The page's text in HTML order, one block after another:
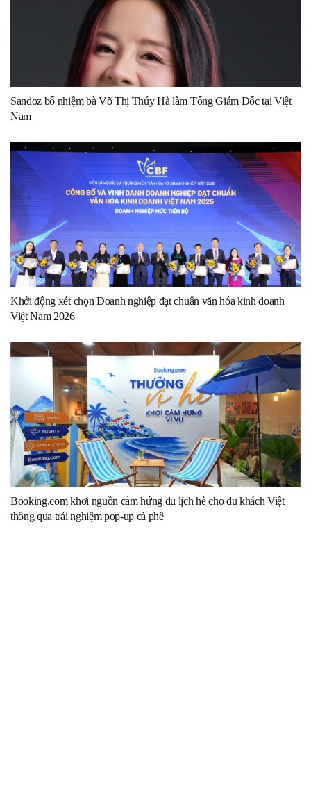
Sandoz bổ nhiệm bà Võ Thị Thúy Hà làm Tổng Giám Đốc tại Việt
Nam
Khởi động xét chọn Doanh nghiệp đạt chuẩn văn hóa kinh doanh
Việt Nam 2026
Booking.com khơi nguồn cảm hứng du lịch hè cho du khách Việt
thông qua trải nghiệm pop-up cà phê